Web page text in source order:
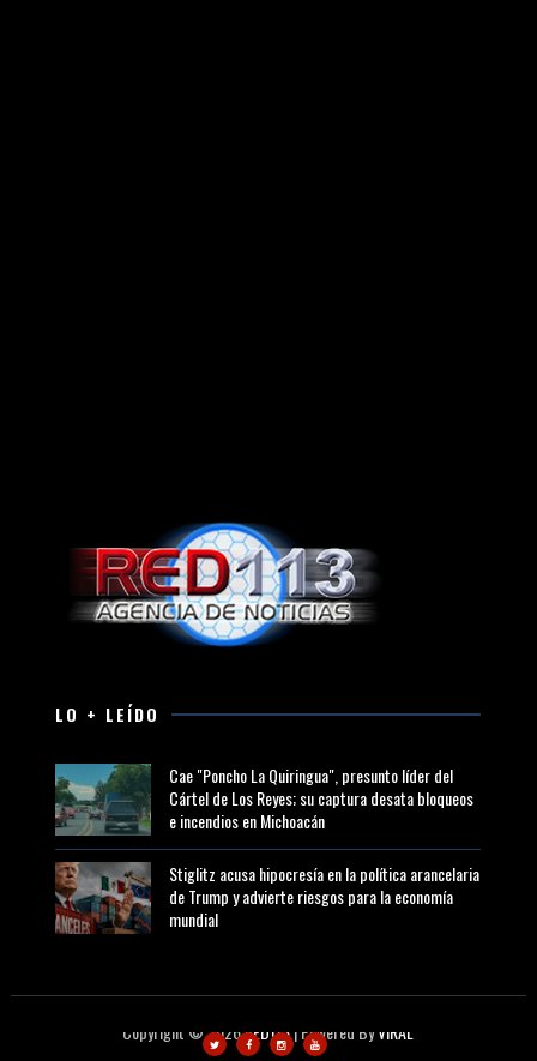
LO + LEÍDO
Cae "Poncho La Quiringua", presunto líder del
Cártel de Los Reyes; su captura desata bloqueos
e incendios en Michoacán
Stiglitz acusa hipocresía en la política arancelaria
de Trump y advierte riesgos para la economía
mundial
Copyright ©2026RED113| Powered ByVIRAL